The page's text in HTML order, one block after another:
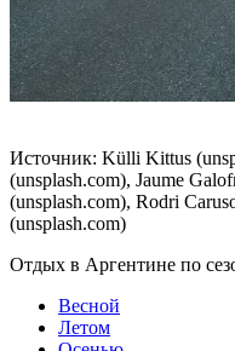
Источник: Külli Kittus
(unsplash.com), Jaume
(unsplash.com), Rodri
(unsplash.com)
Отдых в Аргентине по
Весной
Летом